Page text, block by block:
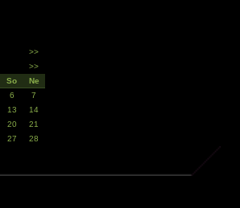
>>
>>
So
Ne
6
7
13
14
20
21
27
28